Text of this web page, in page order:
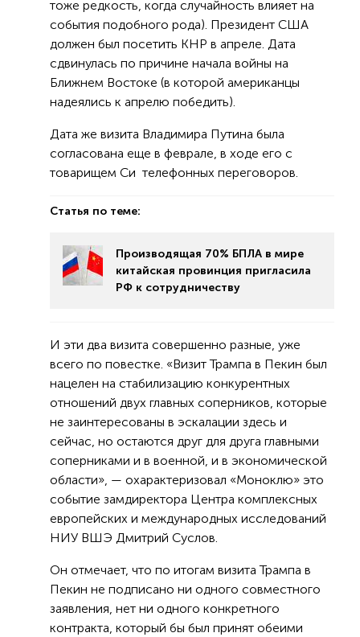
тоже редкость, когда случайность влияет на
события подобного рода). Президент США
должен был посетить КНР в апреле. Дата
сдвинулась по причине начала войны на
Ближнем Востоке (в которой американцы
надеялись к апрелю победить).
Дата же визита Владимира Путина была
согласована еще в феврале, в ходе его с
товарищем Си телефонных переговоров.
Статья по теме:
Производящая 70% БПЛА в мире
китайская провинция пригласила
РФ к сотрудничеству
И эти два визита совершенно разные, уже
всего по повестке. «Визит Трампа в Пекин был
нацелен на стабилизацию конкурентных
отношений двух главных соперников, которые
не заинтересованы в эскалации здесь и
сейчас, но остаются друг для друга главными
соперниками и в военной, и в экономической
области», — охарактеризовал «Моноклю» это
событие замдиректора Центра комплексных
европейских и международных исследований
НИУ ВШЭ Дмитрий Суслов.
Он отмечает, что по итогам визита Трампа в
Пекин не подписано ни одного совместного
заявления, нет ни одного конкретного
контракта, который бы был принят обеими